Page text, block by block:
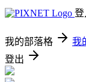
登
我的部落格 我
登出